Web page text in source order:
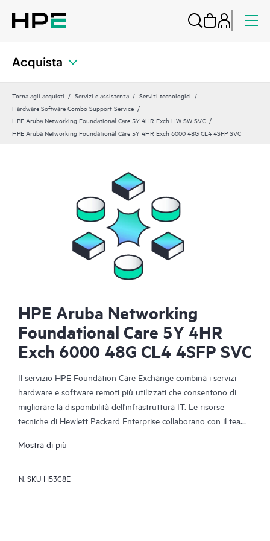
Acquista
Torna agli acquisti Servizi e assistenza
Servizi tecnologici
Hardware Software Combo Support Service
HPE Aruba Networking Foundational Care 5Y 4HR Exch HW SW SVC
HPE Aruba Networking Foundational Care 5Y 4HR Exch 6000 48G CL4 4SFP SVC
HPE Aruba Networking
Foundational Care 5Y 4HR
Exch 6000 48G CL4 4SFP SVC
Il servizio HPE Foundation Care Exchange combina i servizi
hardware e software remoti più utilizzati che consentono di
migliorare la disponibilità dell'infrastruttura IT. Le risorse
tecniche di Hewlett Packard Enterprise collaborano con il team
relativi ai prodotti di rete HPE.
La sostituzione dell'hardware offre un servizio rapido e
Mostra di più
N. SKU H53C8E